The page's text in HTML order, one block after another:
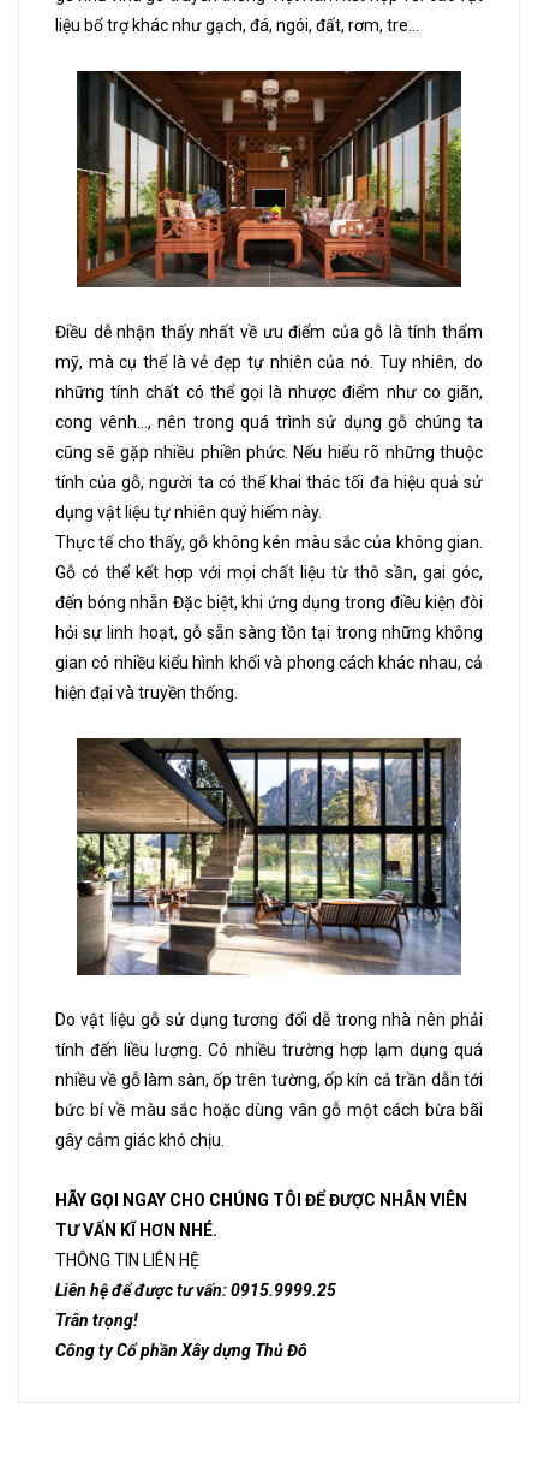
liệu bổ trợ khác như gạch, đá, ngói, đất, rơm, tre…
Điều dễ nhận thấy nhất về ưu điểm của gỗ là tính thẩm
mỹ, mà cụ thể là vẻ đẹp tự nhiên của nó. Tuy nhiên, do
những tính chất có thể gọi là nhược điểm như co giãn,
cong vênh…, nên trong quá trình sử dụng gỗ chúng ta
cũng sẽ gặp nhiều phiền phức. Nếu hiểu rõ những thuộc
tính của gỗ, người ta có thể khai thác tối đa hiệu quả sử
dụng vật liệu tự nhiên quý hiếm này.
Thực tế cho thấy, gỗ không kén màu sắc của không gian.
Gỗ có thể kết hợp với mọi chất liệu từ thô sần, gai góc,
đến bóng nhẵn Đặc biệt, khi ứng dụng trong điều kiện đòi
hỏi sự linh hoạt, gỗ sẵn sàng tồn tại trong những không
gian có nhiều kiểu hình khối và phong cách khác nhau, cả
hiện đại và truyền thống.
Do vật liệu gỗ sử dụng tương đối dễ trong nhà nên phải
tính đến liều lượng. Có nhiều trường hợp lạm dụng quá
nhiều về gỗ làm sàn, ốp trên tường, ốp kín cả trần dẫn tới
bức bí về màu sắc hoặc dùng vân gỗ một cách bừa bãi
gây cảm giác khó chịu.
HÃY GỌI NGAY CHO CHÚNG TÔI ĐỂ ĐƯỢC NHÂN VIÊN
TƯ VẤN KĨ HƠN NHÉ.
THÔNG TIN LIÊN HỆ
Liên hệ để được tư vấn: 0915.9999.25
Trân trọng!
Công ty Cổ phần Xây dựng Thủ Đô